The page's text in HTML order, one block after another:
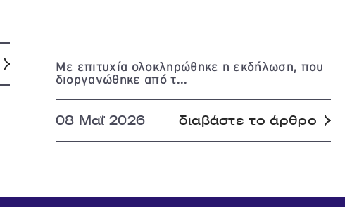
Με επιτυχία ολοκληρώθηκε η εκδήλωση, που
διοργανώθηκε από τ...
08 Μαΐ 2026 διαβάστε το άρθρο